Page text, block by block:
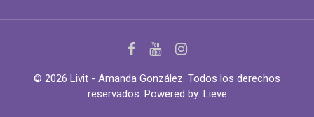
© 2026 Livit - Amanda González. Todos los derechos
reservados. Powered by: Lieve